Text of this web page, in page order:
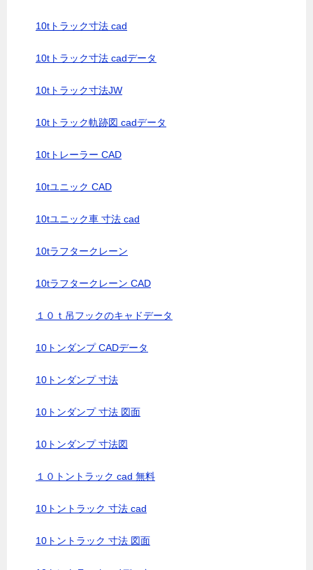
10tトラック寸法 cad
10tトラック寸法 cadデータ
10tトラック寸法JW
10tトラック軌跡図 cadデータ
10tトレーラー CAD
10tユニック CAD
10tユニック車 寸法 cad
10tラフタークレーン
10tラフタークレーン CAD
１０ｔ吊フックのキャドデータ
10トンダンプ CADデータ
10トンダンプ 寸法
10トンダンプ 寸法 図面
10トンダンプ 寸法図
１０トントラック cad 無料
10トントラック 寸法 cad
10トントラック 寸法 図面